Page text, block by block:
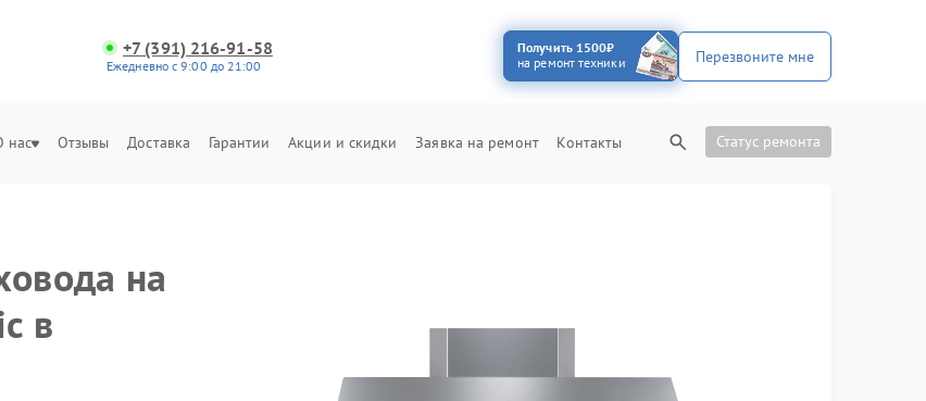
+7 (391) 216-91-58
Ежедневно с 9:00 до 21:00
Получить 1500₽
на ремонт техники
Перезвоните мне
нас Отзывы Доставка Гарантии Акции и скидки Заявка на ремонт Контакты Статус ремонта
на
в